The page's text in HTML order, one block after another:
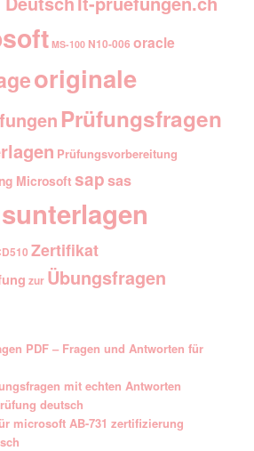
MS-100 N10-006 oracle
originale
Prüfungsfragen
Prüfungsvorbereitung
Microsoft sapsas
Zertifikat
zur Übungsfragen
PDF – Fragen und Antworten für
mit echten Antworten
deutsch
microsoft AB-731 zertifizierung